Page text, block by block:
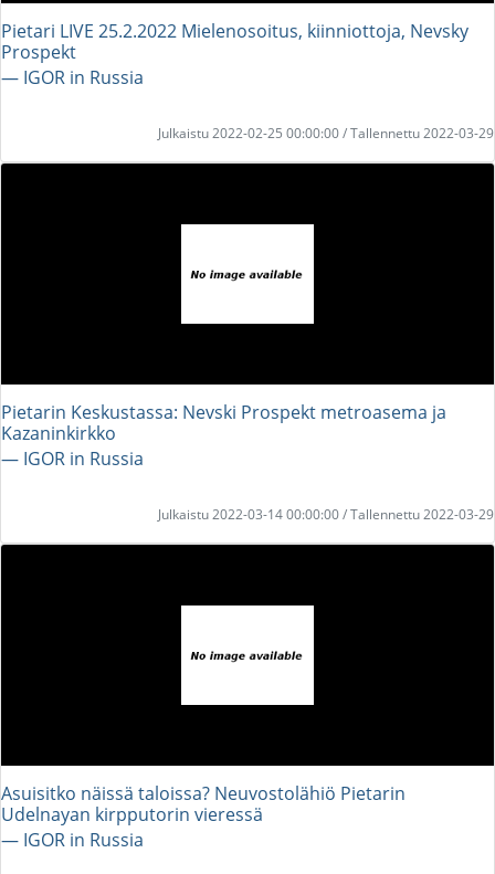
Pietari LIVE 25.2.2022 Mielenosoitus, kiinniottoja, Nevsky
Prospekt
― IGOR in Russia
Julkaistu 2022-02-25 00:00:00 / Tallennettu 2022-03-29
Pietarin Keskustassa: Nevski Prospekt metroasema ja
Kazaninkirkko
― IGOR in Russia
Julkaistu 2022-03-14 00:00:00 / Tallennettu 2022-03-29
Asuisitko näissä taloissa? Neuvostolähiö Pietarin
Udelnayan kirpputorin vieressä
― IGOR in Russia